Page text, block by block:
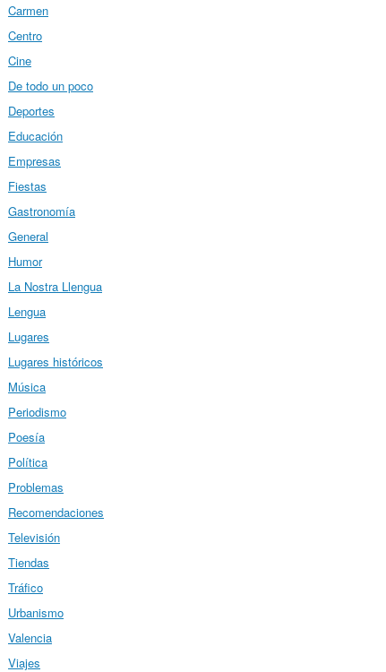
Carmen
Centro
Cine
De todo un poco
Deportes
Educación
Empresas
Fiestas
Gastronomía
General
Humor
La Nostra Llengua
Lengua
Lugares
Lugares históricos
Música
Periodismo
Poesía
Política
Problemas
Recomendaciones
Televisión
Tiendas
Tráfico
Urbanismo
Valencia
Viajes